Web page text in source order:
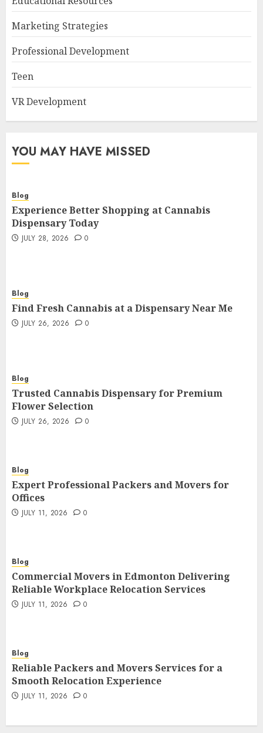
Marketing Strategies
Professional Development
Teen
VR Development
YOU MAY HAVE MISSED
Blog
Experience Better Shopping at Cannabis
Dispensary Today
JULY 28, 2026 0
Blog
Find Fresh Cannabis at a Dispensary Near Me
JULY 26, 2026 0
Blog
Trusted Cannabis Dispensary for Premium
Flower Selection
JULY 26, 2026 0
Blog
Expert Professional Packers and Movers for
Offices
JULY 11, 2026 0
Blog
Commercial Movers in Edmonton Delivering
Reliable Workplace Relocation Services
JULY 11, 2026 0
Blog
Reliable Packers and Movers Services for a
Smooth Relocation Experience
JULY 11, 2026 0